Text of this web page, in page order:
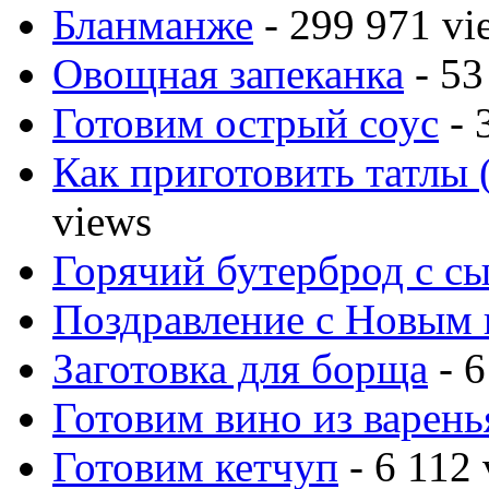
Бланманже - 299 971
Овощная запеканка -
Готовим острый соус -
Как приготовить татлы
views
Горячий бутерброд с
Поздравление с Новым
Заготовка для борща -
Готовим вино из
Готовим кетчуп - 6 112